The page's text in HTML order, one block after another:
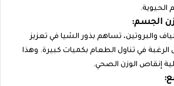
الجسم:
والبروتين، تساهم بذور الشيا في تعزيز
في تناول الطعام بكميات كبيرة. وهذا
إنقاص الوزن الصحي.